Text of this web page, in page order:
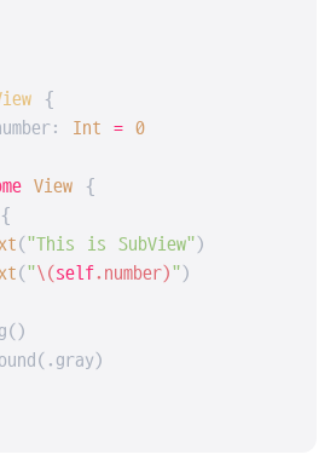
{
Int = 0
View {
{
("This is SubView")
("\(self.number)")